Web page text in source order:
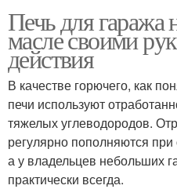
Печь для гаража
масле своими
действия
В качестве горючего, как
печи используют
тяжелых углеводородов.
регулярно пополняются
а у владельцев небольших
практически всегда.